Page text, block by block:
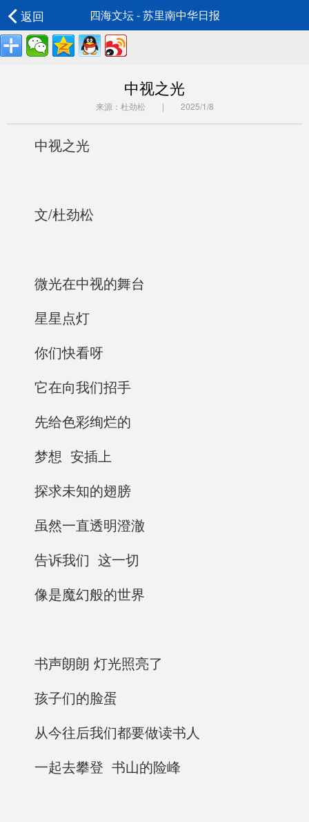
返回 四海文坛 - 苏里南中华日报
中视之光
来源：杜劲松 | 2025/1/8
中视之光
文/杜劲松
微光在中视的舞台
星星点灯
你们快看呀
它在向我们招手
先给色彩绚烂的
梦想 安插上
探求未知的翅膀
虽然一直透明澄澈
告诉我们 这一切
像是魔幻般的世界
书声朗朗 灯光照亮了
孩子们的脸蛋
从今往后我们都要做读书人
一起去攀登 书山的险峰